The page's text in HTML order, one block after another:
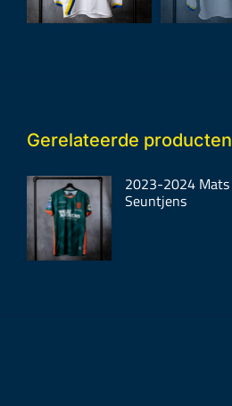
Gerelateerde producten
2023-2024 Mats
Seuntjens